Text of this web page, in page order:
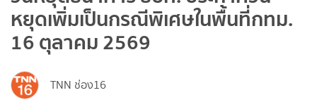
หยุดเพิ่มเป็นกรณีพิเศษในพื้นที่กทม.
16 ตุลาคม 2569
TNN ช่อง16